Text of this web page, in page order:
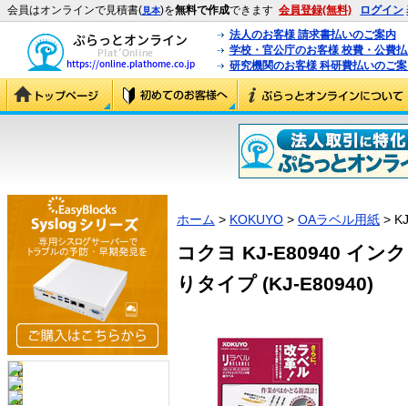
会員はオンラインで見積書(見本)を無料で作成できます 会員登録(無料) ログイン
法人のお客様 請求書払いのご案内
学校・官公庁のお客様 校費・公費
研究機関のお客様 科研費払いのご
ホーム > KOKUYO > OAラベル用紙 >
コクヨ KJ-E80940 イン
りタイプ (KJ-E80940)